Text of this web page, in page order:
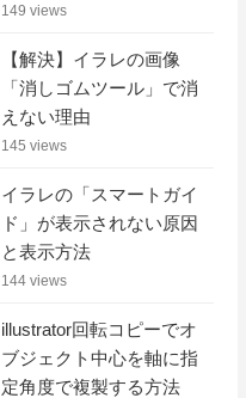
149 views
【解決】イラレの画像
「消しゴムツール」で消
えない理由
145 views
イラレの「スマートガイ
ド」が表示されない原因
と表示方法
144 views
illustrator回転コピーでオ
ブジェクト中心を軸に指
定角度で複製する方法